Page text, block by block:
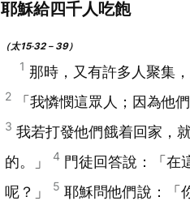
耶穌給四千人吃飽
（太15‧32－39）
1 那時，又有許多人聚集
2 「我憐憫這眾人；因為他
3 我若打發他們餓着回家，
的。」
4 門徒回答說：「在
呢？」
5 耶穌問他們說：「